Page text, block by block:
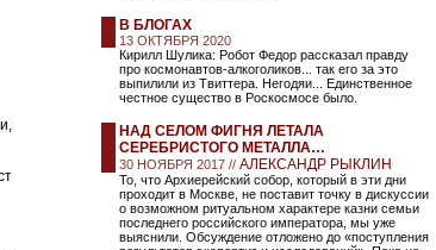
В БЛОГАХ
13 ОКТЯБРЯ 2020
Кирилл Шулика: Робот Федор рассказал правду
про космонавтов-алкоголиков... так его за это
выпилили из Твиттера. Негодяи... Единственное
честное существо в Роскосмосе было.
НАД СЕЛОМ ФИГНЯ ЛЕТАЛА
СЕРЕБРИСТОГО МЕТАЛЛА…
30 НОЯБРЯ 2017 // АЛЕКСАНДР РЫКЛИН
То, что Архиерейский собор, который в эти дни
проходит в Москве, не поставит точку в дискуссии
о возможном ритуальном характере казни семьи
последнего российского императора, мы уже
выяснили. Обсуждение отложено до «поступления